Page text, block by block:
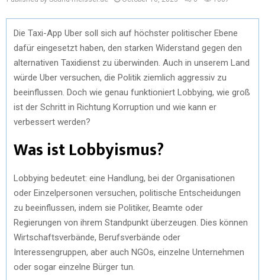
Die Taxi-App Uber soll sich auf höchster politischer Ebene
dafür eingesetzt haben, den starken Widerstand gegen den
alternativen Taxidienst zu überwinden. Auch in unserem Land
würde Uber versuchen, die Politik ziemlich aggressiv zu
beeinflussen. Doch wie genau funktioniert Lobbying, wie groß
ist der Schritt in Richtung Korruption und wie kann er
verbessert werden?
Was ist Lobbyismus?
Lobbying bedeutet: eine Handlung, bei der Organisationen
oder Einzelpersonen versuchen, politische Entscheidungen
zu beeinflussen, indem sie Politiker, Beamte oder
Regierungen von ihrem Standpunkt überzeugen. Dies können
Wirtschaftsverbände, Berufsverbände oder
Interessengruppen, aber auch NGOs, einzelne Unternehmen
oder sogar einzelne Bürger tun.